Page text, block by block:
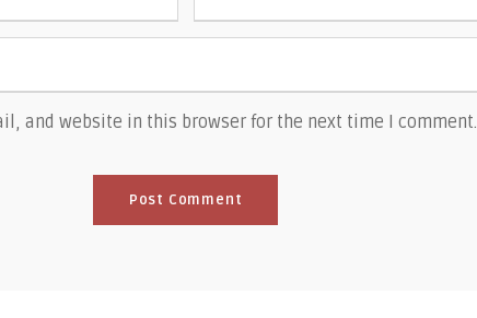
and website in this browser for the next time I comment.